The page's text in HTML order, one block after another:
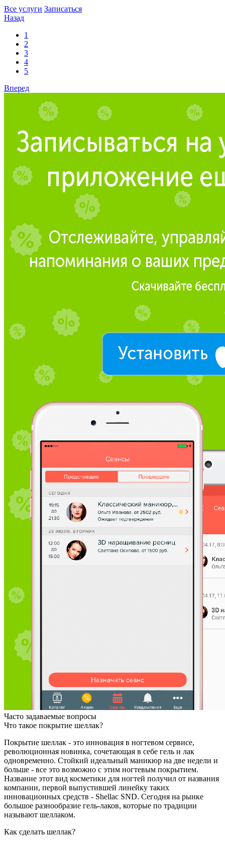
Все услуги Записаться
Назад
1
2
3
4
5
Вперед
Часто задаваемые вопросы
Что такое покрытие шеллак?
Покрытие шеллак - это инновация в ногтевом сервисе,
революционная новинка, сочетающая в себе гель и лак
одновременно. Стойкий идеальный маникюр на две недели и
больше - все это возможно с этим ногтевым покрытием.
Название этот вид косметики для ногтей получил от названия
компании, первой выпустившей линейку таких
инновационных средств - Shellac SND. Сегодня на рынке
большое разнообразие гель-лаков, которые по традиции
называют шеллаком.
Как сделать шеллак?